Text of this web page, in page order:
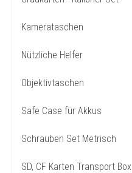
Kamerataschen
Nützliche Helfer
Objektivtaschen
Safe Case für Akkus
Schrauben Set Metrisch
SD, CF Karten Transport Box